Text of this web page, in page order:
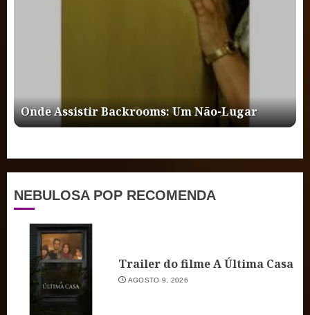
Onde Assistir Backrooms: Um Não-Lugar
NEBULOSA POP RECOMENDA
Trailer do filme A Última Casa
AGOSTO 9, 2026